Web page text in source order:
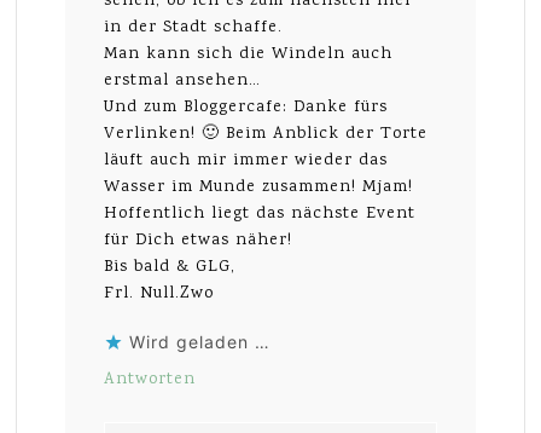
in der Stadt schaffe.
Man kann sich die Windeln auch
erstmal ansehen…
Und zum Bloggercafe: Danke fürs
Verlinken! 🙂 Beim Anblick der Torte
läuft auch mir immer wieder das
Wasser im Munde zusammen! Mjam!
Hoffentlich liegt das nächste Event
für Dich etwas näher!
Bis bald & GLG,
Frl. Null.Zwo
Wird geladen …
Antworten